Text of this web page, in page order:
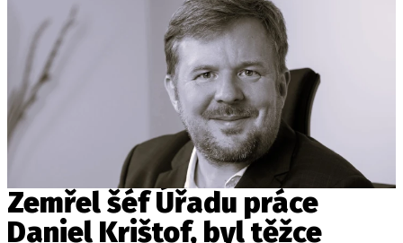
EKONOMIKA
KULTURA
SPOLEČNOST
SPORT
SLEDUJTE NÁS NA|
Máte příběh, fotku nebo video?
Zemřel šéf Úřadu práce
Daniel Krištof, byl těžce